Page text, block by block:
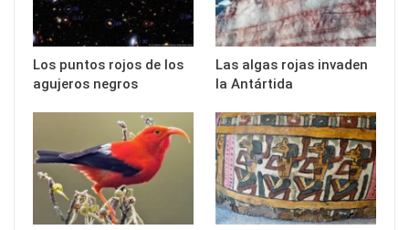
Los puntos rojos de los
agujeros negros
Las algas rojas invaden
la Antártida